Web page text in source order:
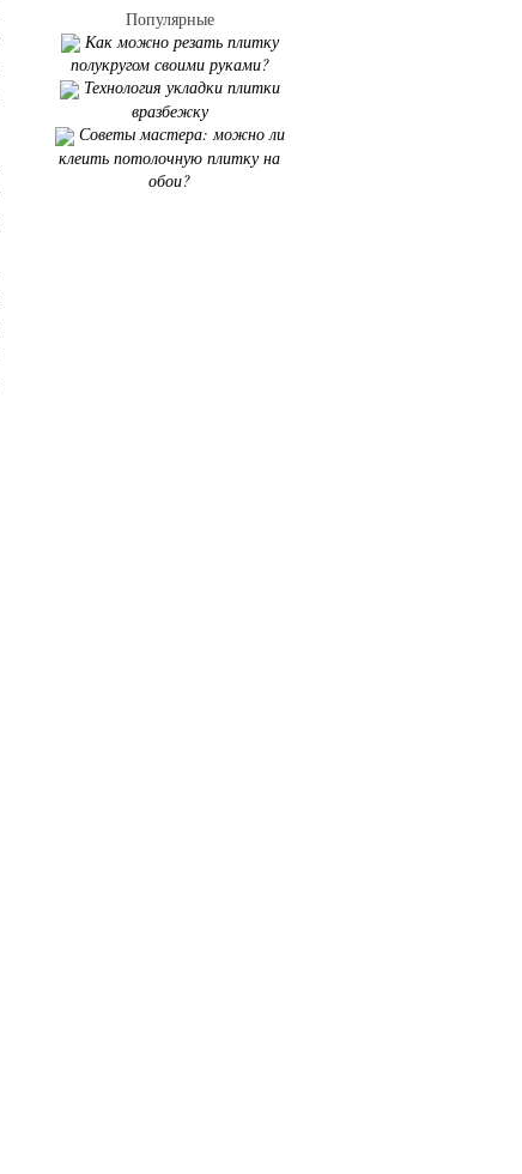
Популярные
Как можно резать плитку
полукругом своими руками?
Технология укладки плитки
вразбежку
Советы мастера: можно ли
клеить потолочную плитку на
обои?